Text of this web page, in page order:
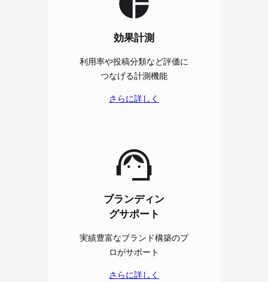
効果計測
利用率や投稿分類など評価に
つなげる計測機能
さらに詳しく
ブランディン
グサポート
実績豊富なブランド構築のプ
ロがサポート
さらに詳しく